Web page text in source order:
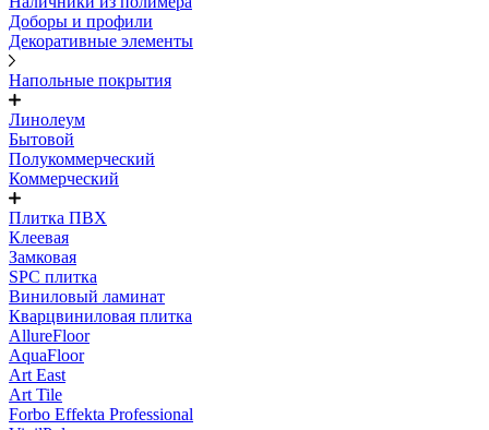
Доборы и профили
Декоративные элементы
Напольные покрытия
Линолеум
Бытовой
Полукоммерческий
Коммерческий
Плитка ПВХ
Клеевая
Замковая
SPC плитка
Виниловый ламинат
Кварцвиниловая плитка
AllureFloor
AquaFloor
Art East
Art Tile
Forbo Effekta Professional